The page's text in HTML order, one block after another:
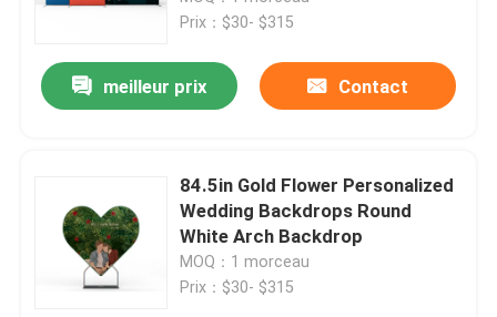
Prix：$30- $315
meilleur prix Contact
84.5in Gold Flower Personalized
Wedding Backdrops Round
White Arch Backdrop
MOQ：1 morceau
Prix：$30- $315